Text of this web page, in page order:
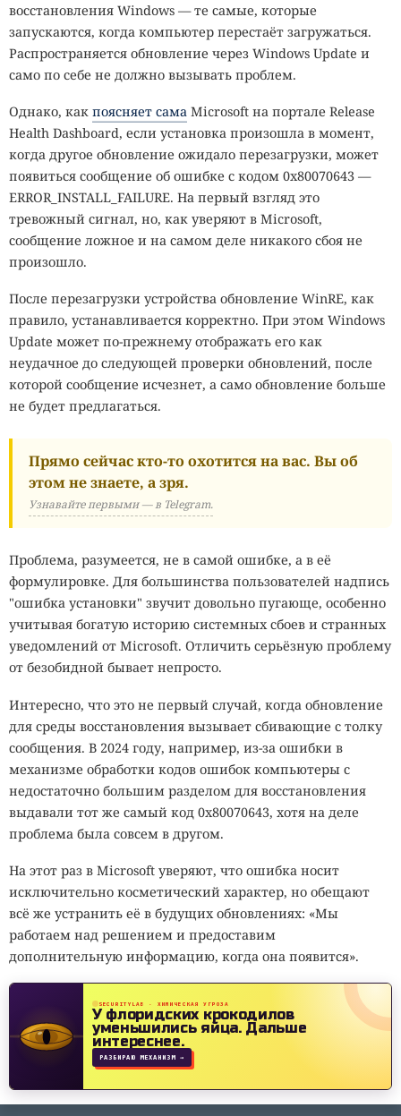
восстановления Windows — те самые, которые
запускаются, когда компьютер перестаёт загружаться.
Распространяется обновление через Windows Update и
само по себе не должно вызывать проблем.
Однако, как поясняет сама Microsoft на портале Release
Health Dashboard, если установка произошла в момент,
когда другое обновление ожидало перезагрузки, может
появиться сообщение об ошибке с кодом 0x80070643 —
ERROR_INSTALL_FAILURE. На первый взгляд это
тревожный сигнал, но, как уверяют в Microsoft,
сообщение ложное и на самом деле никакого сбоя не
произошло.
После перезагрузки устройства обновление WinRE, как
правило, устанавливается корректно. При этом Windows
Update может по-прежнему отображать его как
неудачное до следующей проверки обновлений, после
которой сообщение исчезнет, а само обновление больше
не будет предлагаться.
Прямо сейчас кто-то охотится на вас. Вы об
этом не знаете, а зря.
Узнавайте первыми — в Telegram.
Проблема, разумеется, не в самой ошибке, а в её
формулировке. Для большинства пользователей надпись
"ошибка установки" звучит довольно пугающе, особенно
учитывая богатую историю системных сбоев и странных
уведомлений от Microsoft. Отличить серьёзную проблему
от безобидной бывает непросто.
Интересно, что это не первый случай, когда обновление
для среды восстановления вызывает сбивающие с толку
сообщения. В 2024 году, например, из-за ошибки в
механизме обработки кодов ошибок компьютеры с
недостаточно большим разделом для восстановления
выдавали тот же самый код 0x80070643, хотя на деле
проблема была совсем в другом.
На этот раз в Microsoft уверяют, что ошибка носит
исключительно косметический характер, но обещают
всё же устранить её в будущих обновлениях: «Мы
работаем над решением и предоставим
дополнительную информацию, когда она появится».
SECURITYLAB · ХИМИЧЕСКАЯ УГРОЗА
У флоридских крокодилов
уменьшились яйца.Дальше
интереснее.
РАЗБИРАЮ МЕХАНИЗМ →